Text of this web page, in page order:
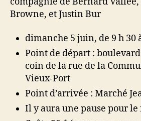
Browne, et Justin Bur
dimanche 5 juin, de 9 h 30
Point de départ :
coin de la rue de la
Vieux-Port
Point d’arrivée : Marché
Il y aura une pause pour